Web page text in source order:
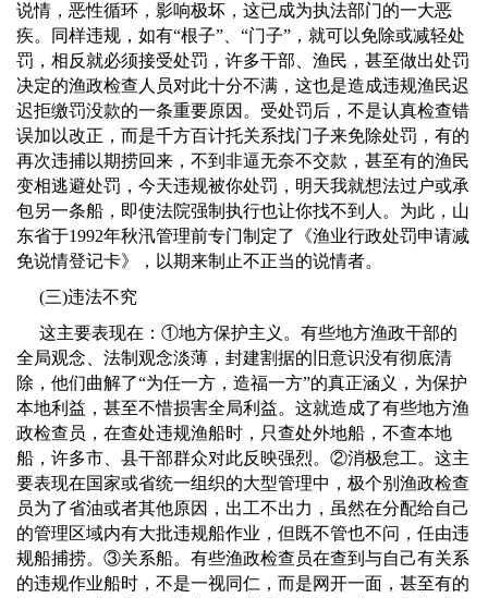
说情，恶性循环，影响极坏，这已成为执法部门的一大恶
疾。同样违规，如有“根子”、“门子”，就可以免除或减轻处
罚，相反就必须接受处罚，许多干部、渔民，甚至做出处罚
决定的渔政检查人员对此十分不满，这也是造成违规渔民迟
迟拒缴罚没款的一条重要原因。受处罚后，不是认真检查错
误加以改正，而是千方百计托关系找门子来免除处罚，有的
再次违捕以期捞回来，不到非逼无奈不交款，甚至有的渔民
变相逃避处罚，今天违规被你处罚，明天我就想法过户或承
包另一条船，即使法院强制执行也让你找不到人。为此，山
东省于1992年秋汛管理前专门制定了《渔业行政处罚申请减
免说情登记卡》，以期来制止不正当的说情者。
(三)违法不究
这主要表现在： ①地方保护主义。有些地方渔政干部的
全局观念、法制观念淡薄，封建割据的旧意识没有彻底清
除，他们曲解了“为任一方，造福一方”的真正涵义，为保护
本地利益，甚至不惜损害全局利益。这就造成了有些地方渔
政检查员，在查处违规渔船时，只查处外地船，不查本地
船，许多市、县干部群众对此反映强烈。 ②消极怠工。这主
要表现在国家或省统一组织的大型管理中，极个别渔政检查
员为了省油或者其他原因，出工不出力，虽然在分配给自己
的管理区域内有大批违规船作业，但既不管也不问，任由违
规船捕捞。 ③关系船。有些渔政检查员在查到与自己有关系
的违规作业船时，不是一视同仁，而是网开一面，甚至有的